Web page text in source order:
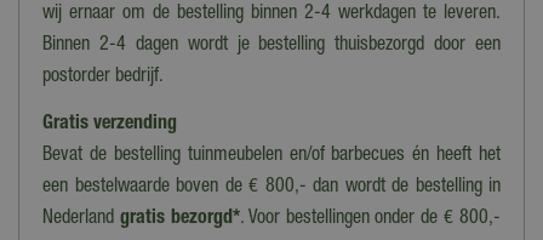
1000
Serie
Where's Wally?
wij ernaar om de bestelling binnen 2-4 werkdagen te leveren.
Binnen 2-4 dagen wordt je bestelling thuisbezorgd door een
postorder bedrijf.
Gratis verzending
Bevat de bestelling tuinmeubelen en/of barbecues én heeft het
een bestelwaarde boven de € 800,- dan wordt de bestelling in
Nederland gratis bezorgd*. Voor bestellingen onder de € 800,-